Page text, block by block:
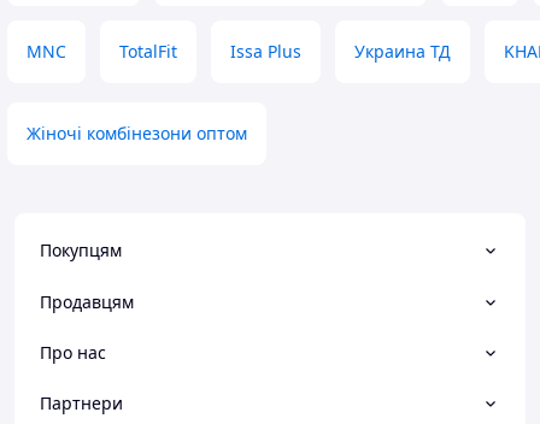
MNC TotalFit Issa Plus Украина ТД
Жіночі комбінезони оптом
Покупцям
Продавцям
Про нас
Партнери